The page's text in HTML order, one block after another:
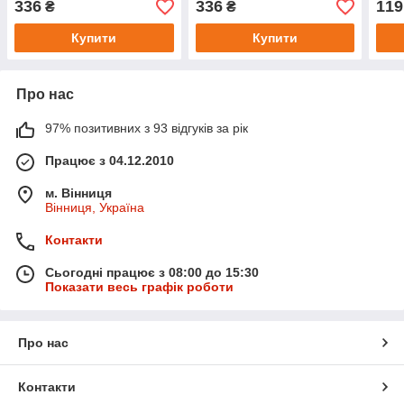
336 ₴
Купити
336₴
Купити
119
Про нас
97% позитивних з 93 відгуків за рік
Працює з 04.12.2010
м. Вінниця
Вінниця, Україна
Контакти
Сьогодні працює з 08:00 до 15:30
Показати весь графік роботи
Про нас
Контакти